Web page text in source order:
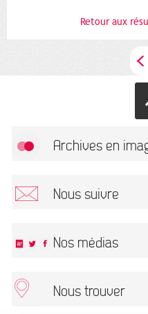
Retour aux
Archives en
Nous suivre
This field is required.
Nos médias
Nous trouver